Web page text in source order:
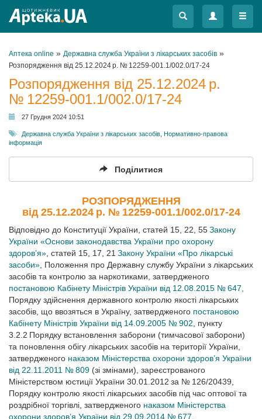
Меню
Меню
Аптека online » Державна служба України з лікарських засобів »
Розпорядження від 25.12.2024 р. № 12259-001.1/002.0/17-24
Розпорядження від 25.12.2024 р.
№ 12259-001.1/002.0/17-24
27 Грудня 2024 10:51
Державна служба України з лікарських засобів Нормативно-правова
інформація
Поділитися
РОЗПОРЯДЖЕННЯ
від 25.12.2024 р. № 12259-001.1/002.0/17-24
Відповідно до Конституції України, статей 15, 22, 55Закону
України «Основи законодавства України про охорону
здоров’я» , статей 15, 17, 21 Закону України «Про лікарські
засоби» , Положення про Державну службу України з лікарських
засобів та контролю за наркотиками, затвердженого
постановою Кабінету Міністрів України від 12.08.2015 № 647,
Порядку здійснення державного контролю якості лікарських
засобів, що ввозяться в Україну, затвердженого постановою
Кабінету Міністрів України від 14.09.2005 № 902 , пункту
3.2.2 Порядку встановлення заборони (тимчасової заборони)
та поновлення обігу лікарських засобів на території України,
затвердженого наказом Міністерства охорони здоров’я України
від 22.11.2011 № 809 (зі змінами), зареєстрованого
Міністерством юстиції України 30.01.2012 за № 126/20439,
Порядку контролю якості лікарських засобів під час оптової та
роздрібної торгівлі, затвердженого наказом Міністерства
охорони здоров’я України від 29.09.2014 № 677